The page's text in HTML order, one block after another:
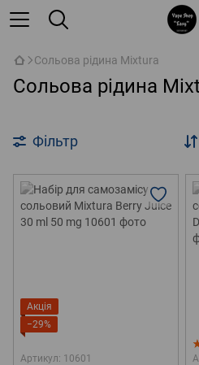
Сольова рідина Mixtura
Сольова рідина
Фільтр
Акція
−29%
Артикул: 10601